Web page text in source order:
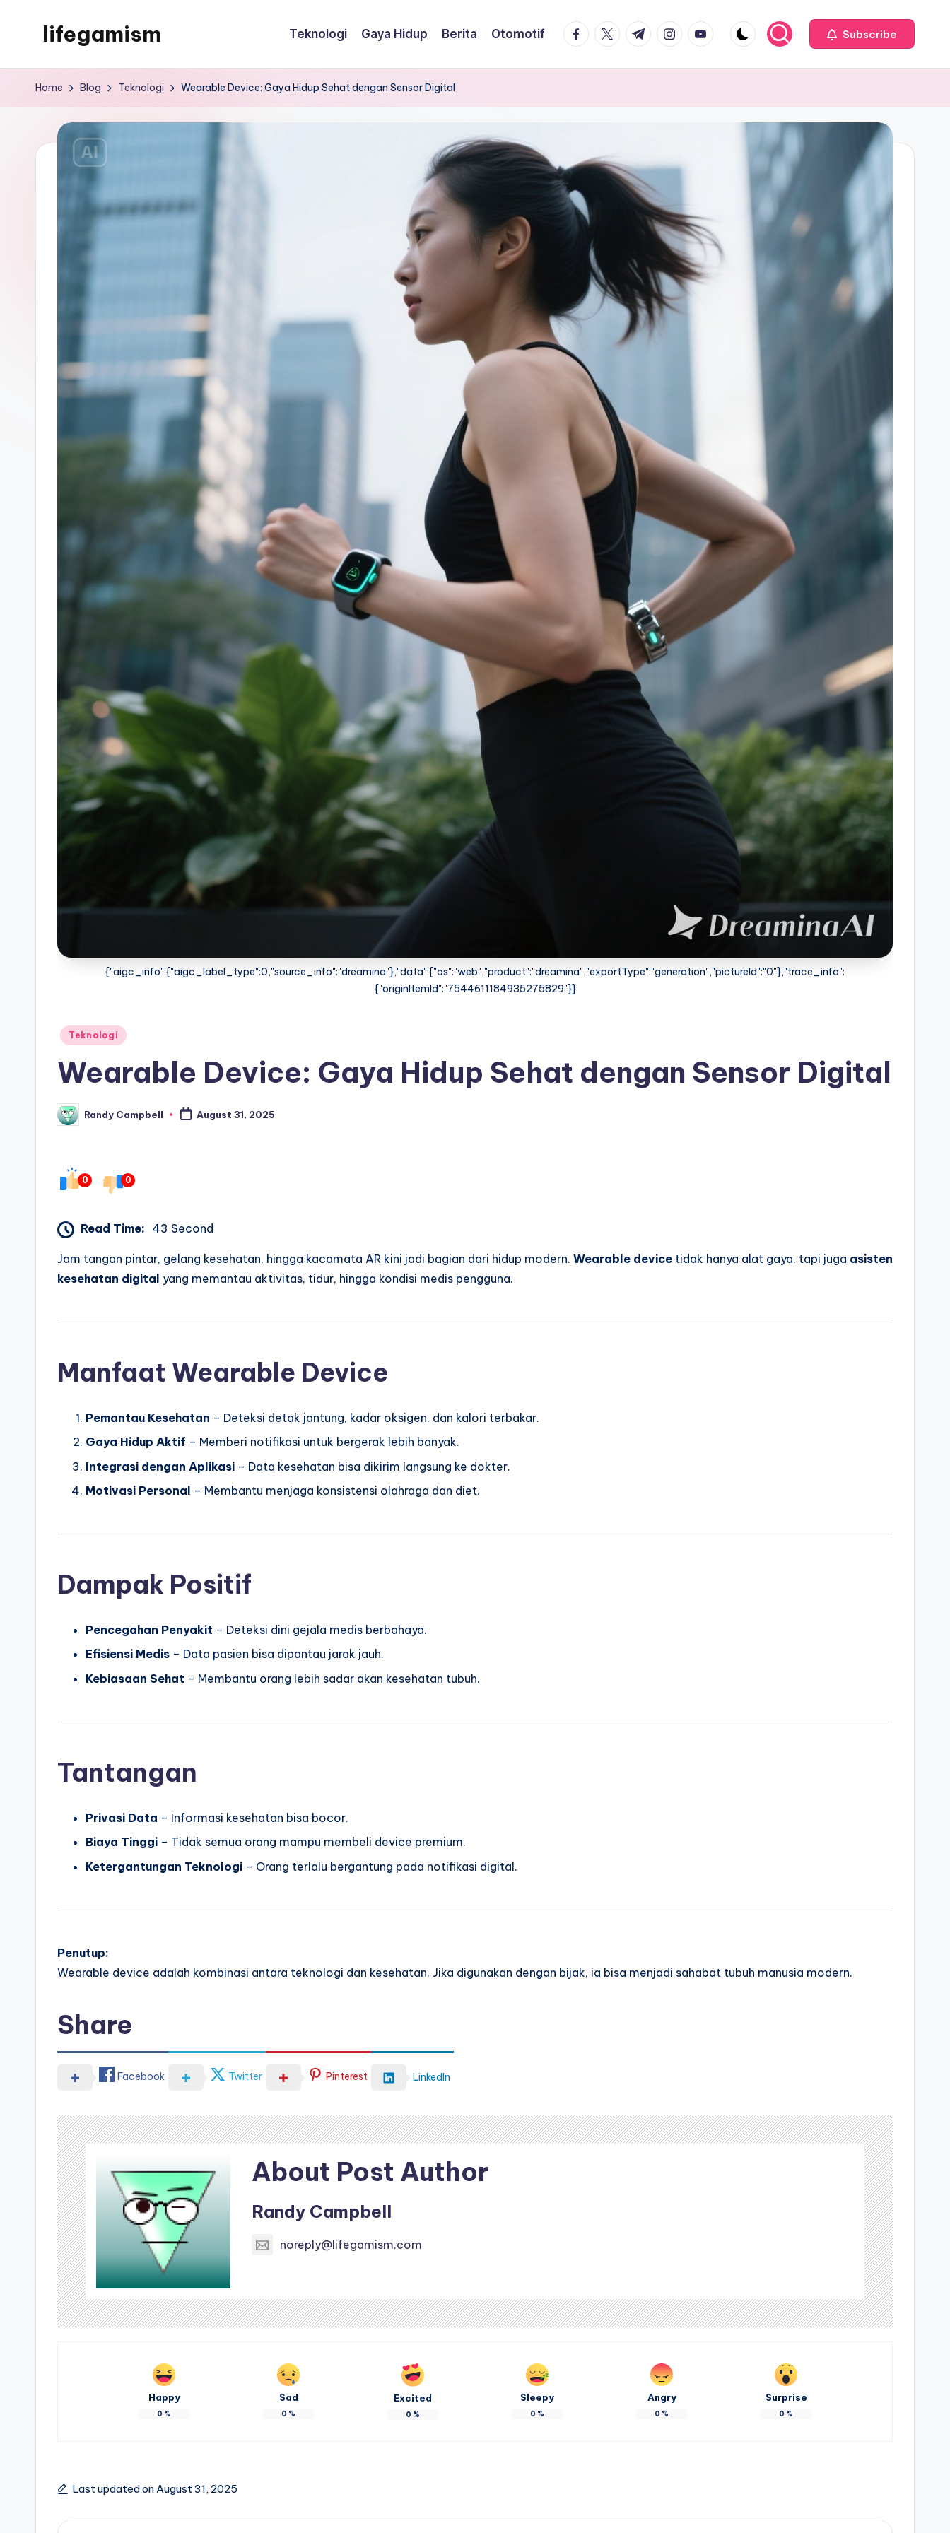
lifegamism Teknologi Gaya Hidup Berita Otomotif facebook.com
twitter.com
t.me instagram.com
youtube.com Subscribe
Home Blog Teknologi Wearable Device: Gaya Hidup Sehat dengan Sensor Digital
{"aigc_info":{"aigc_label_type":0,"source_info":"dreamina"},"data":{"os":"web","product":"dreamina","exportType":"generation","pictureId":"0"},"trace_info":
{"originItemId":"7544611184935275829"}}
Posted
Teknologi
Wearable Device: Gaya Hidup Sehat dengan Sensor Digital
Posted
by
Randy Campbell August 31, 2025
0 0
Read Time: 43 Second
Jam tangan pintar, gelang kesehatan, hingga kacamata AR kini jadi bagian dari hidup modern. Wearable device tidak hanya alat gaya, tapi juga asisten
kesehatan digital yang memantau aktivitas, tidur, hingga kondisi medis pengguna.
Manfaat Wearable Device
Pemantau Kesehatan – Deteksi detak jantung, kadar oksigen, dan kalori terbakar.
Gaya Hidup Aktif – Memberi notifikasi untuk bergerak lebih banyak.
Integrasi dengan Aplikasi – Data kesehatan bisa dikirim langsung ke dokter.
Motivasi Personal – Membantu menjaga konsistensi olahraga dan diet.
Dampak Positif
Pencegahan Penyakit – Deteksi dini gejala medis berbahaya.
Efisiensi Medis – Data pasien bisa dipantau jarak jauh.
Kebiasaan Sehat – Membantu orang lebih sadar akan kesehatan tubuh.
Tantangan
Privasi Data – Informasi kesehatan bisa bocor.
Biaya Tinggi – Tidak semua orang mampu membeli device premium.
Ketergantungan Teknologi – Orang terlalu bergantung pada notifikasi digital.
Penutup:
Wearable device adalah kombinasi antara teknologi dan kesehatan. Jika digunakan dengan bijak, ia bisa menjadi sahabat tubuh manusia modern.
Share
Facebook Twitter Pinterest LinkedIn
About Post Author
Randy Campbell
noreply@lifegamism.com
Happy
0 %
Sad
0 %
Excited
0 %
Sleepy
0 %
Angry
0 %
Surprise
0 %
Last updated on August 31, 2025